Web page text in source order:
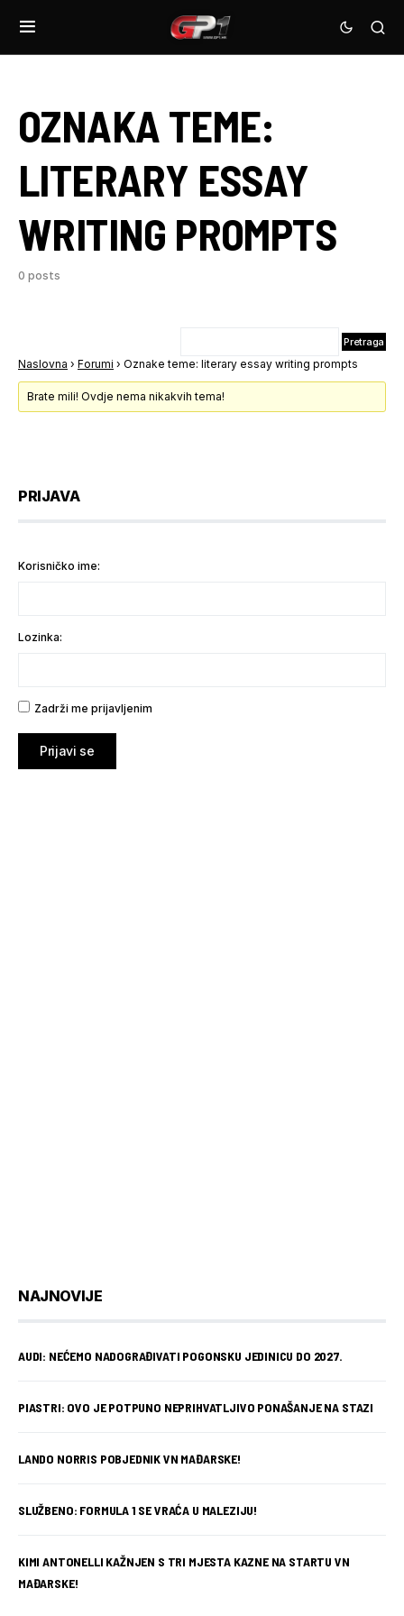
OZNAKA TEME:
LITERARY ESSAY
WRITING PROMPTS
0 posts
Naslovna › Forumi › Oznake teme: literary essay writing prompts
Brate mili! Ovdje nema nikakvih tema!
PRIJAVA
Korisničko ime:
Lozinka:
Zadrži me prijavljenim
Prijavi se
NAJNOVIJE
AUDI: NEĆEMO NADOGRAĐIVATI POGONSKU JEDINICU DO 2027.
PIASTRI: OVO JE POTPUNO NEPRIHVATLJIVO PONAŠANJE NA STAZI
LANDO NORRIS POBJEDNIK VN MAĐARSKE!
SLUŽBENO: FORMULA 1 SE VRAĆA U MALEZIJU!
KIMI ANTONELLI KAŽNJEN S TRI MJESTA KAZNE NA STARTU VN
MAĐARSKE!